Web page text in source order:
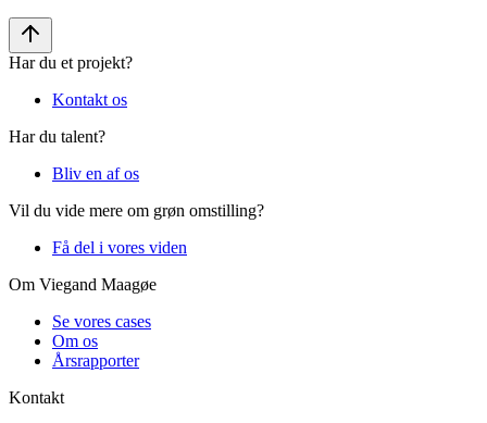
Har du et projekt?
Kontakt os
Har du talent?
Bliv en af os
Vil du vide mere om grøn omstilling?
Få del i vores viden
Om Viegand Maagøe
Se vores cases
Om os
Årsrapporter
Kontakt